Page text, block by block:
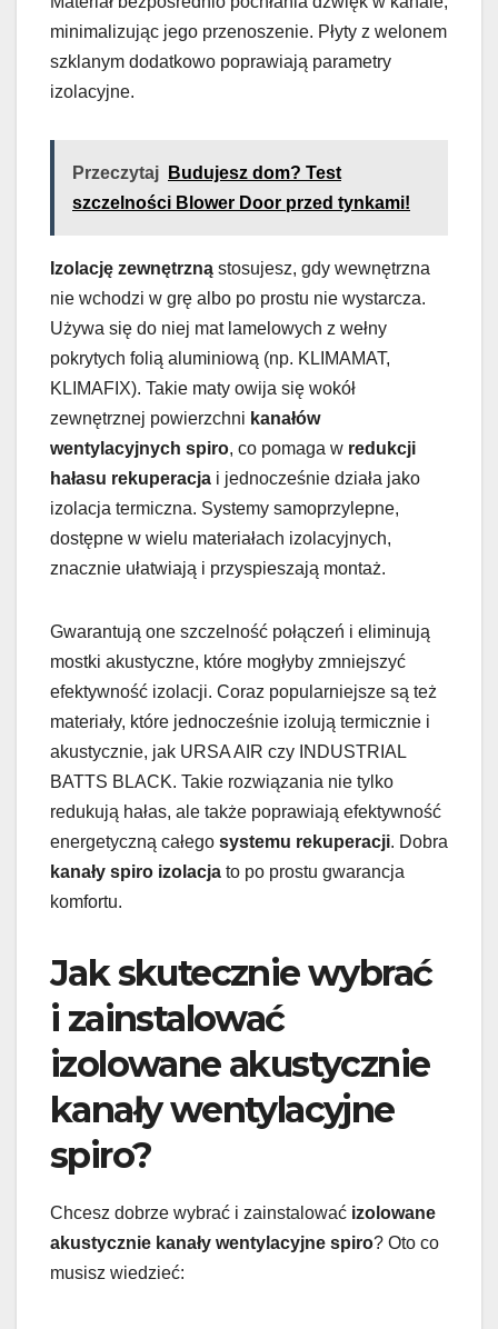
minimalizując jego przenoszenie. Płyty z welonem
szklanym dodatkowo poprawiają parametry
izolacyjne.
Przeczytaj
Budujesz dom? Test
szczelności Blower Door przed tynkami!
Izolację zewnętrzną stosujesz, gdy wewnętrzna
nie wchodzi w grę albo po prostu nie wystarcza.
Używa się do niej mat lamelowych z wełny
pokrytych folią aluminiową (np. KLIMAMAT,
KLIMAFIX). Takie maty owija się wokół
zewnętrznej powierzchni kanałów
wentylacyjnych spiro, co pomaga w redukcji
hałasu rekuperacja i jednocześnie działa jako
izolacja termiczna. Systemy samoprzylepne,
dostępne w wielu materiałach izolacyjnych,
znacznie ułatwiają i przyspieszają montaż.
Gwarantują one szczelność połączeń i eliminują
mostki akustyczne, które mogłyby zmniejszyć
efektywność izolacji. Coraz popularniejsze są też
materiały, które jednocześnie izolują termicznie i
akustycznie, jak URSA AIR czy INDUSTRIAL
BATTS BLACK. Takie rozwiązania nie tylko
redukują hałas, ale także poprawiają efektywność
energetyczną całego systemu rekuperacji. Dobra
kanały spiro izolacja to po prostu gwarancja
komfortu.
Jak skutecznie wybrać
i zainstalować
izolowane akustycznie
kanały wentylacyjne
spiro?
Chcesz dobrze wybrać i zainstalować izolowane
akustycznie kanały wentylacyjne spiro? Oto co
musisz wiedzieć: